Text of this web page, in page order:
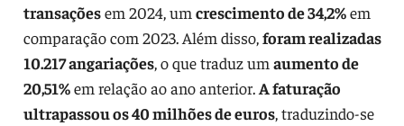
transaçõesem 2024, um crescimento de 34,2%em
comparação com 2023. Além disso,foram realizadas
10.217 angariações, o que traduz um aumento de
20,51%em relação ao ano anterior.A faturação
ultrapassou os 40 milhões de euros, traduzindo-se